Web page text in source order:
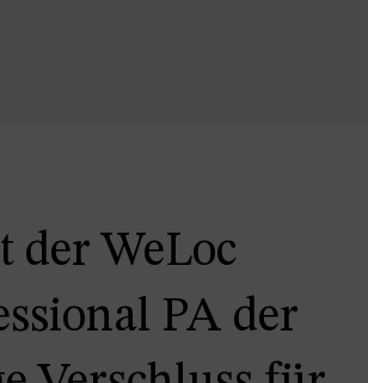
der WeLoc
PA der